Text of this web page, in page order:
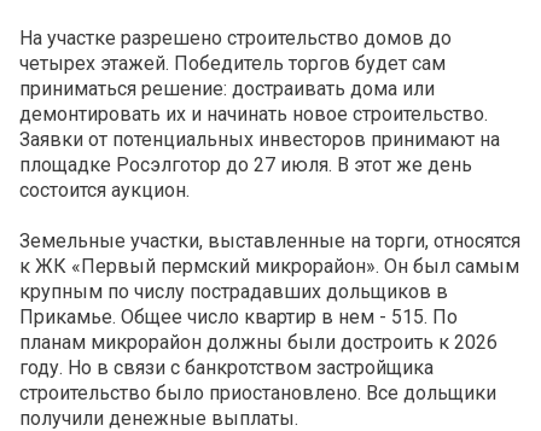
На участке разрешено строительство домов до
четырех этажей. Победитель торгов будет сам
приниматься решение: достраивать дома или
демонтировать их и начинать новое строительство.
Заявки от потенциальных инвесторов принимают на
площадке Росэлготор до 27 июля. В этот же день
состоится аукцион.
Земельные участки, выставленные на торги, относятся
к ЖК «Первый пермский микрорайон». Он был самым
крупным по числу пострадавших дольщиков в
Прикамье. Общее число квартир в нем - 515. По
планам микрорайон должны были достроить к 2026
году. Но в связи с банкротством застройщика
строительство было приостановлено. Все дольщики
получили денежные выплаты.